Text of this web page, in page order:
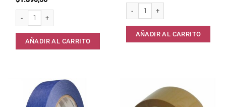
Cinta embalar transparente 48 mm x 90 mts cantidad
AÑADIR AL CARRITO
Blister x5 Cinta Aisladora 18mm x
AÑADIR AL CARRITO